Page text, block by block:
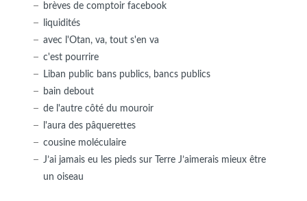
brèves de comptoir facebook
liquidités
avec l'Otan, va, tout s'en va
c'est pourrire
Liban public bans publics, bancs publics
bain debout
de l'autre côté du mouroir
l'aura des pâquerettes
cousine moléculaire
J’ai jamais eu les pieds sur Terre J’aimerais mieux être
un oiseau